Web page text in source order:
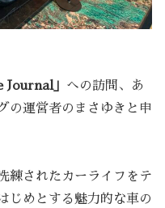
Journal」 への訪問、あ
の運営者のまさゆきと申
練されたカーライフをテ
じめとする魅力的な車の